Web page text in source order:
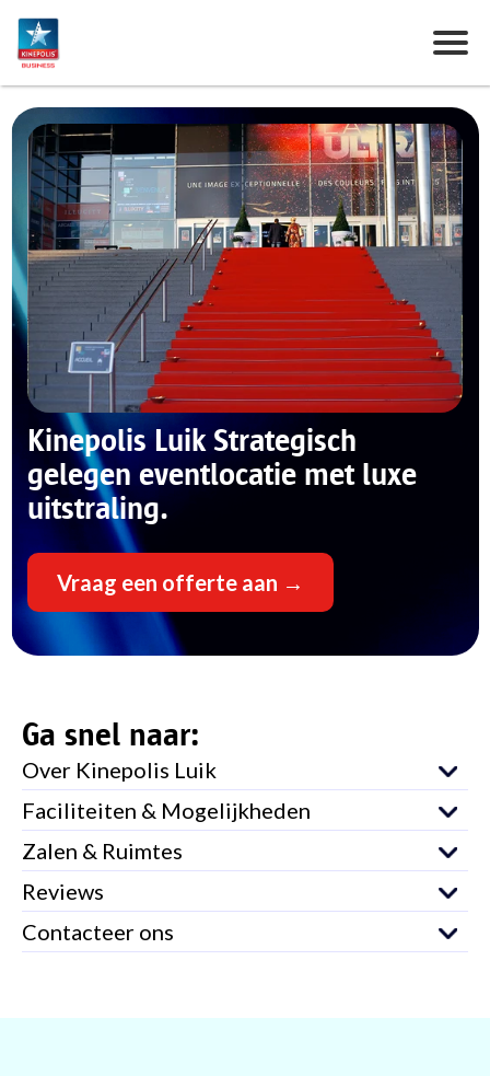
Kinepolis Luik Strategisch
gelegen eventlocatie met luxe
uitstraling.
Vraag een offerte aan →
Ga snel naar:
Over Kinepolis Luik
Faciliteiten & Mogelijkheden
Zalen & Ruimtes
Reviews
Contacteer ons